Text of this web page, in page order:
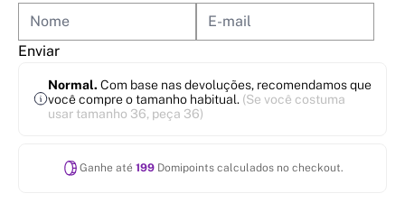
Enviar
Normal. Com base nas devoluções, recomendamos que
você compre o tamanho habitual. (Se você costuma
usar tamanho 36, peça 36)
Ganhe até 199 Domipoints calculados no checkout.